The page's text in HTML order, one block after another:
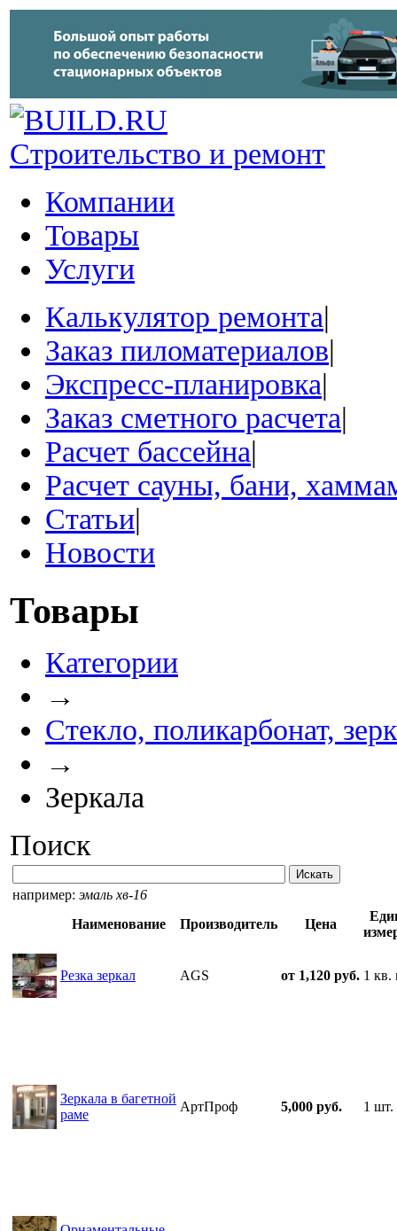
Строительство и ремонт
Компании
Товары
Услуги
Калькулятор ремонта|
Заказ пиломатериалов|
Экспресс-планировка|
Заказ сметного расчета|
Расчет бассейна|
Расчет сауны, бани,
Статьи|
Новости
Товары
Категории
→
Стекло, поликарбонат,
→
Зеркала
Поиск
например: эмаль хв-16
Наименование
Производитель Цена
Резка зеркал AGS от 1,120 руб. 1 кв.
Зеркала в багетной
раме
АртПроф 5,000 руб. 1 шт.